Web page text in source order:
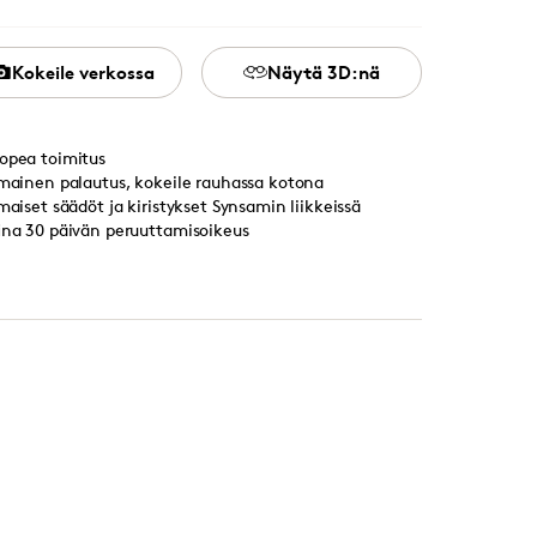
Kokeile verkossa Näytä 3D:nä
toimitus
palautus, kokeile rauhassa kotona
säädöt ja kiristykset Synsamin liikkeissä
30 päivän peruuttamisoikeus